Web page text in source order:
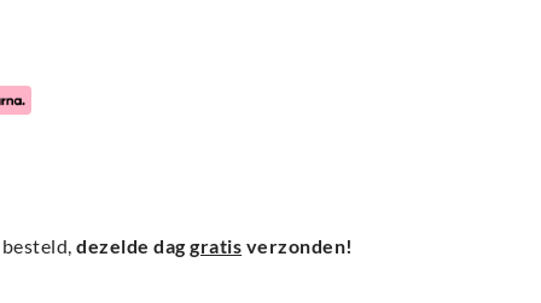
besteld,dezelde daggratis verzonden!